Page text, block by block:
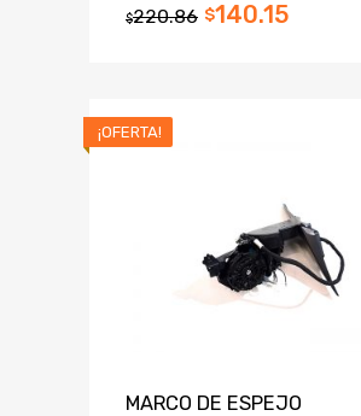
$220.86 $140.15
¡OFERTA!
MARCO DE ESPEJO